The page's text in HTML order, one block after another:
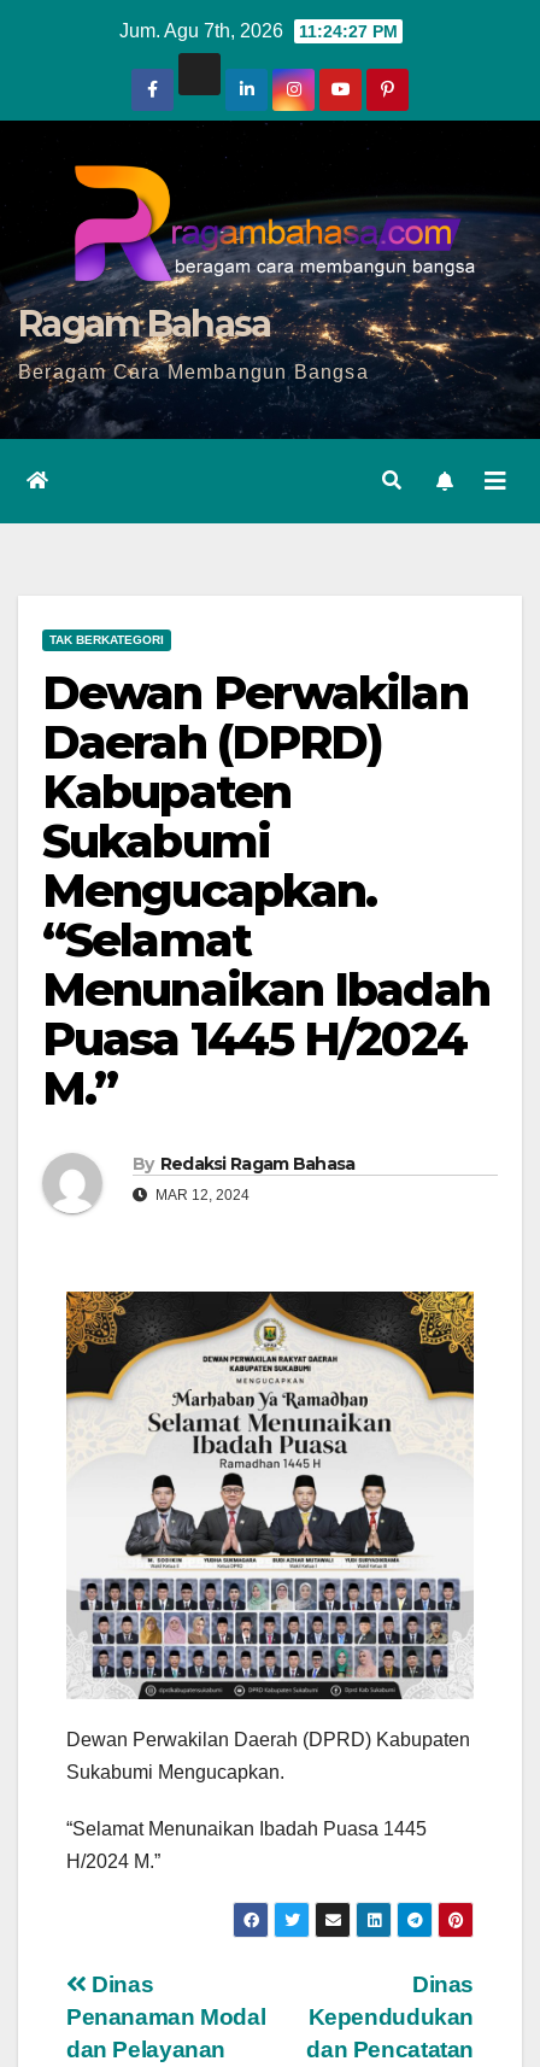
Jum. Agu 7th, 2026 11:24:28 PM
Ragam Bahasa
Beragam Cara Membangun Bangsa
TAK BERKATEGORI
Dewan Perwakilan
Daerah (DPRD)
Kabupaten
Sukabumi
Mengucapkan.
“Selamat
Menunaikan Ibadah
Puasa 1445 H/2024
M.”
By Redaksi Ragam Bahasa
MAR 12, 2024
Dewan Perwakilan Daerah (DPRD) Kabupaten
Sukabumi Mengucapkan.
“Selamat Menunaikan Ibadah Puasa 1445
H/2024 M.”
Navigasi
pos
Dinas
Kependudukan
dan Pencatatan
Dinas
Penanaman Modal
dan Pelayanan